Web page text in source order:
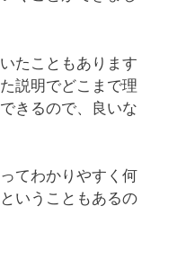
たこともあります
説明でどこまで理
きるので、良いな
てわかりやすく何
いうこともあるの